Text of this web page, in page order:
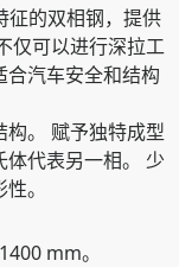
征的双相钢，提供
仅可以进行深拉工
合汽车安全和结构
。 赋予独特成型
代表另一相。 少
。
mm。